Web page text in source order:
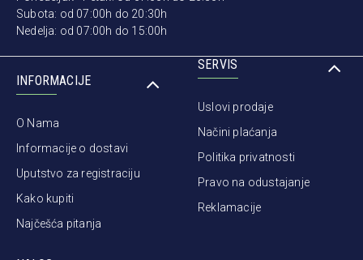
Subota: od 07:00h do 20:30h
Nedelja: od 07:00h do 15:00h
INFORMACIJE
O Nama
Informacije o dostavi
Uputstvo za registraciju
Kako kupiti
Najčešća pitanja
SERVIS
Uslovi prodaje
Načini plaćanja
Politika privatnosti
Pravo na odustajanje
Reklamacije